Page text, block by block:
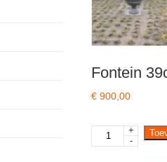
Fontein
€ 900,00
Fontein
39c
+
-